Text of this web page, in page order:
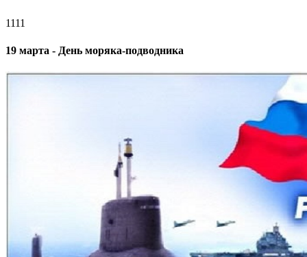
1111
19 марта - День моряка-подводника